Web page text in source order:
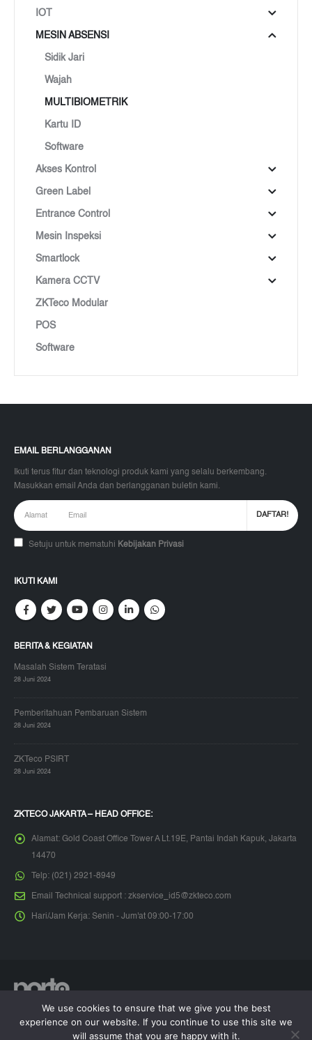
IOT
MESIN ABSENSI
Sidik Jari
Wajah
MULTIBIOMETRIK
Kartu ID
Software
Akses Kontrol
Green Label
Entrance Control
Mesin Inspeksi
Smartlock
Kamera CCTV
ZKTeco Modular
POS
Software
EMAIL BERLANGGANAN
Ikuti terus fitur dan teknologi produk kami yang selalu berkembang.
Masukkan email Anda dan berlangganan buletin kami.
Setuju untuk mematuhi Kebijakan Privasi
IKUTI KAMI
BERITA & KEGIATAN
Masalah Sistem Teratasi
28 Juni 2024
Pemberitahuan Pembaruan Sistem
28 Juni 2024
ZKTeco PSIRT
28 Juni 2024
ZKTECO JAKARTA – HEAD OFFICE:
Alamat: Gold Coast Office Tower A Lt.19E, Pantai Indah Kapuk, Jakarta
14470
Telp: (021) 2921-8949
Email Technical support : zkservice_id5@zkteco.com
Hari/Jam Kerja: Senin - Jum'at 09:00-17:00
© Copyright 2026. All Rights Reserved.
We use cookies to ensure that we give you the best
experience on our website. If you continue to use this site we
will assume that you are happy with it.